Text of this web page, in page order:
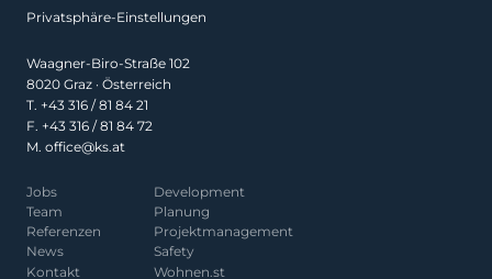
Privatsphäre-Einstellungen
Waagner-Biro-Straße 102
8020 Graz · Österreich
T. +43 316 / 81 84 21
F. +43 316 / 81 84 72
M. office@ks.at
Jobs
Team
Referenzen
News
Kontakt
Development
Planung
Projekt­management
Safety
Wohnen.st